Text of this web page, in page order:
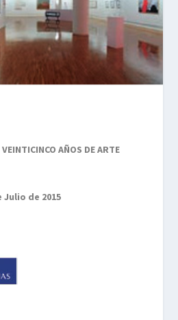
AÑOS DE ARTE
Julio de 2015